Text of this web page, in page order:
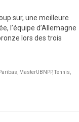
sur, une meilleure
l’équipe d’Allemagne
lors des trois
MasterUBNPP,Tennis